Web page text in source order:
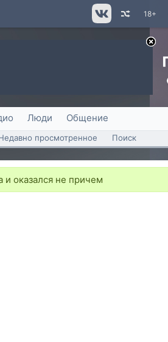
18+
Люди Общение
просмотренное Поиск
и оказался не причем